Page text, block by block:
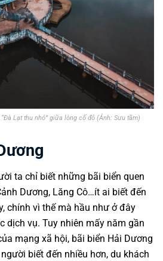
Lạt thu nhỏ” giữa lòng cố đô (Ảnh: Sưu tầm)
ta chỉ biết những bãi biển quen
Dương, Lăng Cô…ít ai biết đến
chính vì thế mà hầu như ở đây
dịch vụ. Tuy nhiên mấy năm gần
mạng xã hội, bãi biển Hải Dương
biết đến nhiều hơn, du khách